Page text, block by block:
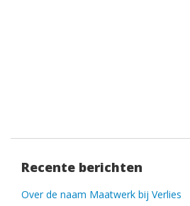
Recente berichten
Over de naam Maatwerk bij Verlies